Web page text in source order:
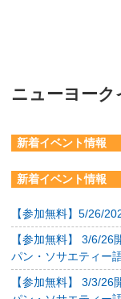
ニューヨー
新着イベント情報
新着イベント情報
【参加無料】5/26/
【参加無料】 3/6/
パン・ソサエティー
【参加無料】 3/3/